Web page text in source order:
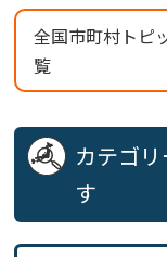
全国市町村トピ
覧
カテゴ
す